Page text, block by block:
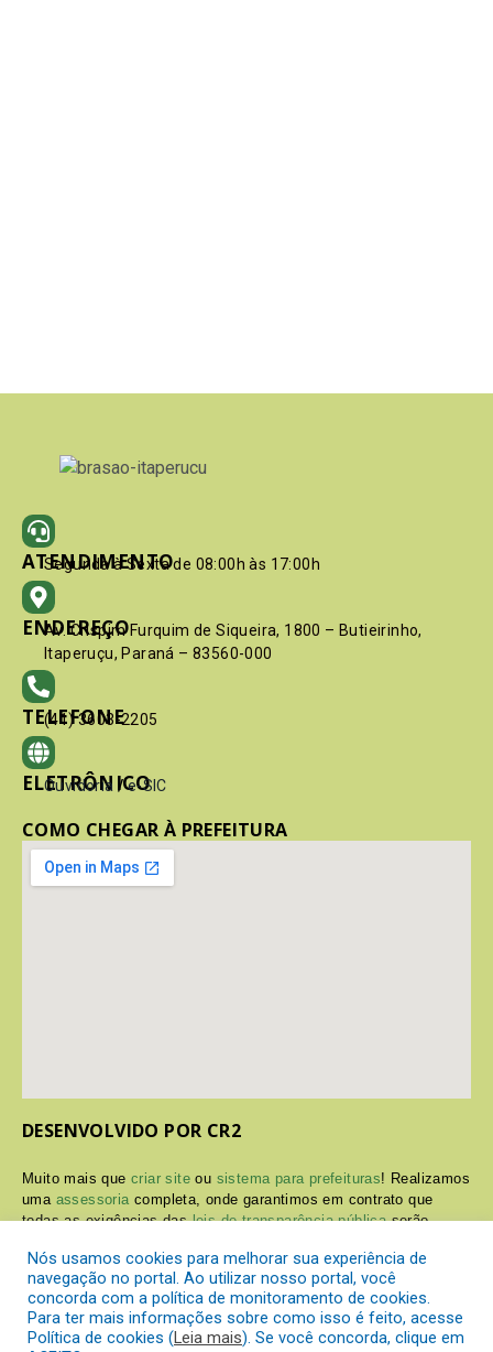
ATENDIMENTO
Segunda à Sexta de 08:00h às 17:00h
ENDEREÇO
Av. Crispim Furquim de Siqueira, 1800 – Butieirinho,
Itaperuçu, Paraná – 83560-000
TELEFONE
(41) 3603-2205
ELETRÔNICO
Ouvidoria / e-SIC
COMO CHEGAR À PREFEITURA
DESENVOLVIDO POR CR2
Muito mais quecriar site ou sistema para prefeituras! Realizamos
uma assessoria completa, onde garantimos em contrato que
todas as exigências dasleis de transparência públicaserão
Conheça oPNTPe oRadar da Transparência Pública
Nós usamos cookies para melhorar sua experiência de
navegação no portal. Ao utilizar nosso portal, você
concorda com a política de monitoramento de cookies.
Para ter mais informações sobre como isso é feito, acesse
Política de cookies (Leia mais). Se você concorda, clique em